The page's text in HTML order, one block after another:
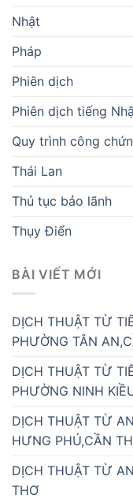
Nhật
Pháp
Phiên dịch
Phiên dịch tiếng
Quy trình công
Thái Lan
Thủ tục bảo lãnh
Thụy Điển
BÀI VIẾT MỚI
DỊCH THUẬT TỪ
PHƯỜNG TÂN
DỊCH THUẬT TỪ
PHƯỜNG NINH
DỊCH THUẬT TỪ
HƯNG PHÚ,CẦN
DỊCH THUẬT TỪ
THƠ